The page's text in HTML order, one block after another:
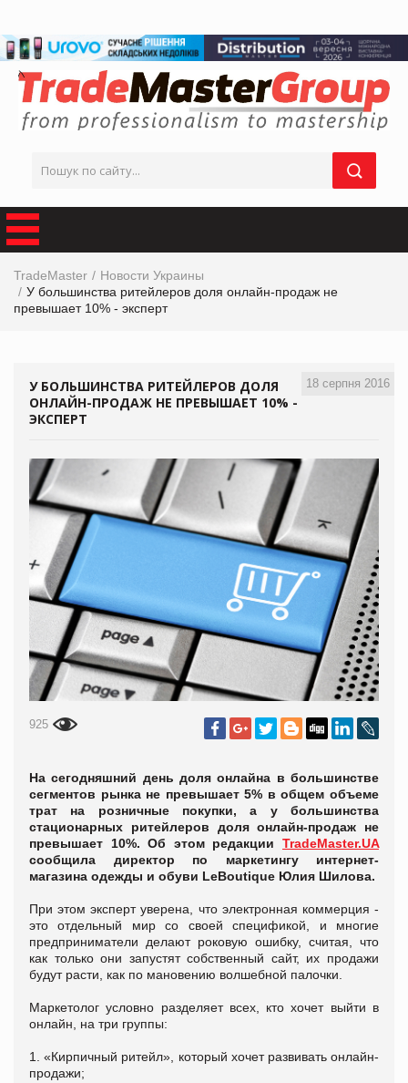
TradeMaster
Новости Украины
У большинства ритейлеров доля онлайн-продаж не
превышает 10% - эксперт
18 серпня 2016
У БОЛЬШИНСТВА РИТЕЙЛЕРОВ ДОЛЯ
ОНЛАЙН-ПРОДАЖ НЕ ПРЕВЫШАЕТ 10% -
ЭКСПЕРТ
925
На сегодняшний день доля онлайна в большинстве
сегментов рынка не превышает 5% в общем объеме
трат на розничные покупки, а у большинства
стационарных ритейлеров доля онлайн-продаж не
превышает 10%. Об этом редакции TradeMaster.UA
сообщила директор по маркетингу интернет-
магазина одежды и обуви LeBoutique Юлия Шилова.
При этом эксперт уверена, что электронная коммерция -
это отдельный мир со своей спецификой, и многие
предприниматели делают роковую ошибку, считая, что
как только они запустят собственный сайт, их продажи
будут расти, как по мановению волшебной палочки.
Маркетолог условно разделяет всех, кто хочет выйти в
онлайн, на три группы:
1. «Кирпичный ритейл», который хочет развивать онлайн-
продажи;